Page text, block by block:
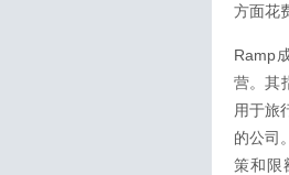
方面花
Ramp
营。其
用于旅
的公司
策和限